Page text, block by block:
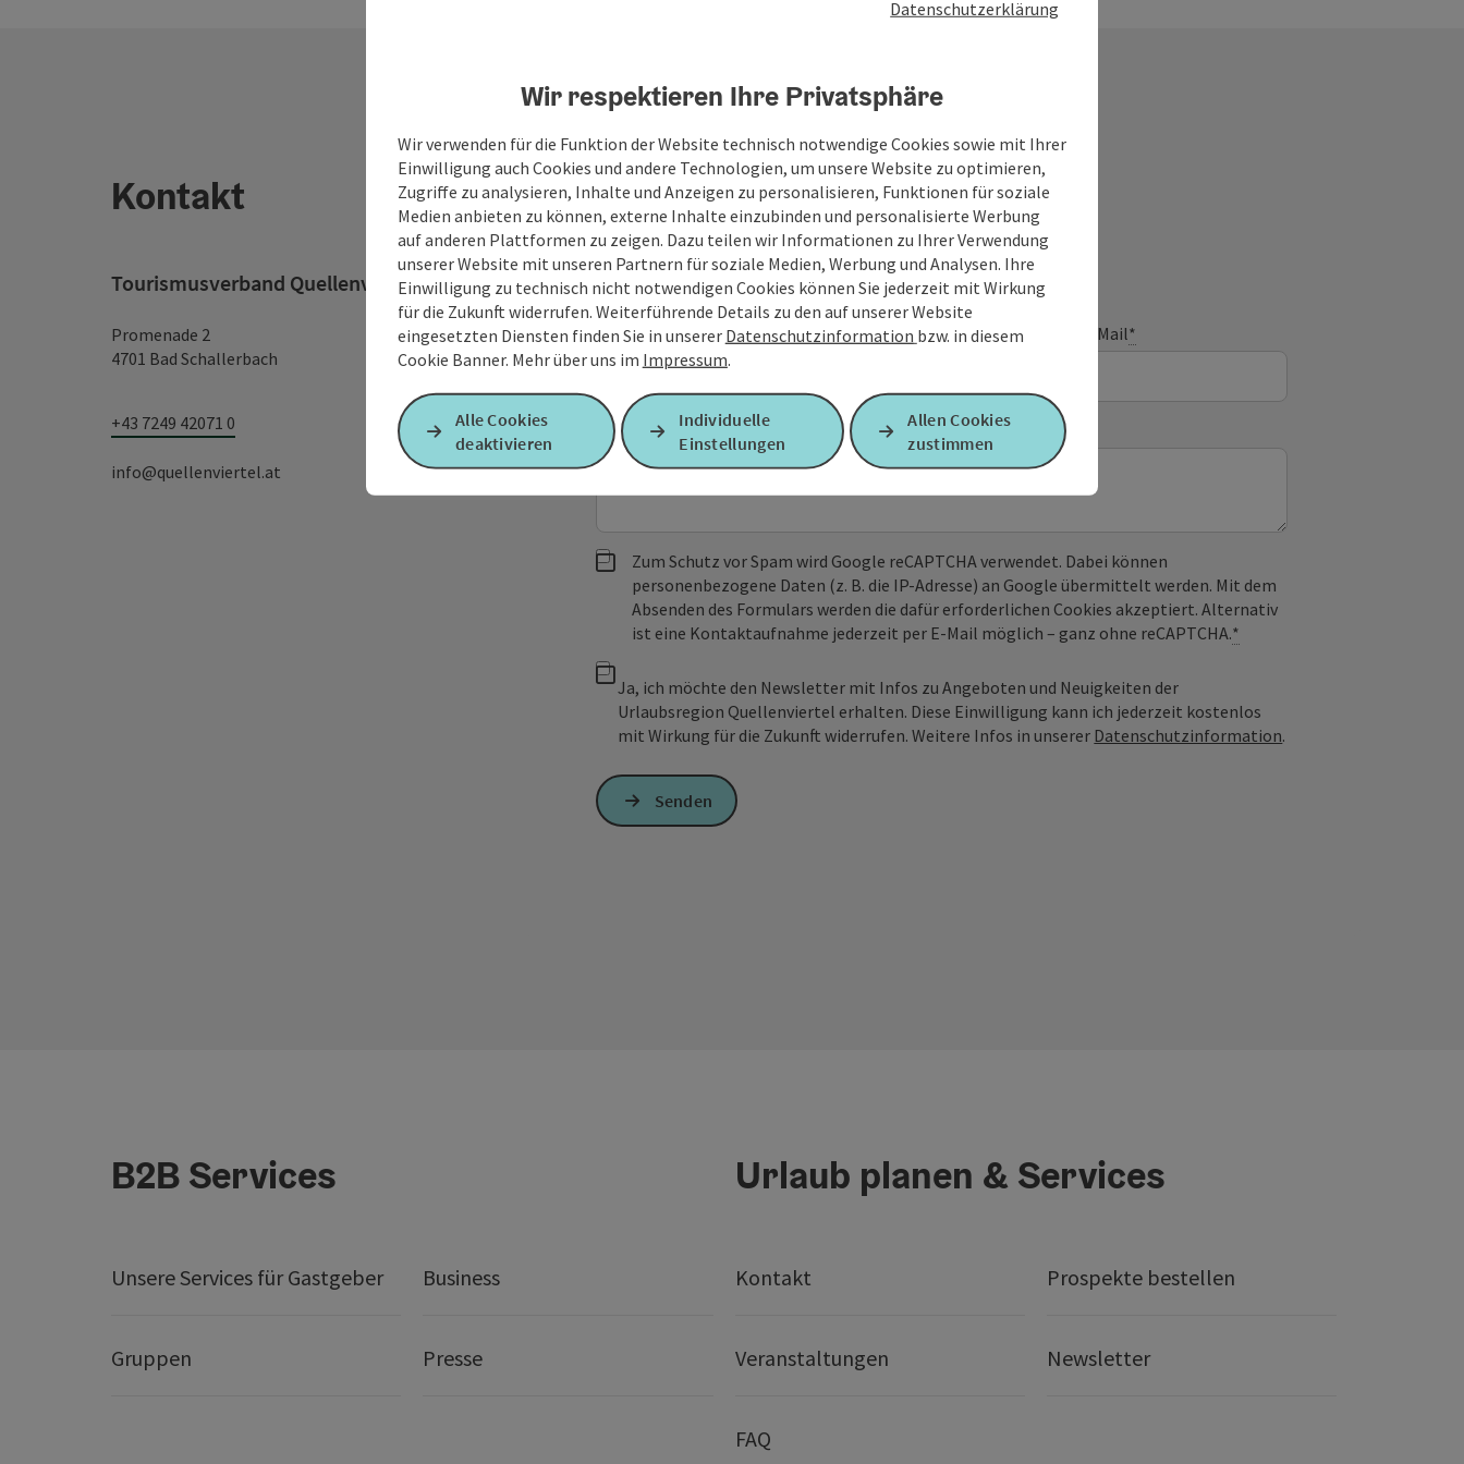
Kontakt
Tourismusverband Quellenviertel
Promenade 2
4701 Bad Schallerbach
+43 7249 42071 0
info@quellenviertel.at
Ihre Nachricht
Felder mit sind Pflichtfelder
Vorname Nachname E-Mail*
Unverbindliche Anfrage
Zum Schutz vor Spam wird Google reCAPTCHA verwendet. Dabei können
personenbezogene Daten (z. B. die IP-Adresse) an Google übermittelt werden. Mit dem
Absenden des Formulars werden die dafür erforderlichen Cookies akzeptiert. Alternativ
ist eine Kontaktaufnahme jederzeit per E-Mail möglich – ganz ohne reCAPTCHA.*
Ja, ich möchte den Newsletter mit Infos zu Angeboten und Neuigkeiten der
Urlaubsregion Quellenviertel erhalten. Diese Einwilligung kann ich jederzeit kostenlos
mit Wirkung für die Zukunft widerrufen. Weitere Infos in unserer Datenschutzinformation.
Senden
B2B Services
Unsere Services für Gastgeber Business
Gruppen Presse
Urlaub planen & Services
Kontakt Prospekte bestellen
Veranstaltungen Newsletter
FAQ
Datenschutzerklärung
Wir respektieren Ihre Privatsphäre
Wir verwenden für die Funktion der Website technisch notwendige Cookies sowie mit Ihrer
Einwilligung auch Cookies und andere Technologien, um unsere Website zu optimieren,
Zugriffe zu analysieren, Inhalte und Anzeigen zu personalisieren, Funktionen für soziale
Medien anbieten zu können, externe Inhalte einzubinden und personalisierte Werbung
auf anderen Plattformen zu zeigen. Dazu teilen wir Informationen zu Ihrer Verwendung
unserer Website mit unseren Partnern für soziale Medien, Werbung und Analysen. Ihre
Einwilligung zu technisch nicht notwendigen Cookies können Sie jederzeit mit Wirkung
für die Zukunft widerrufen. Weiterführende Details zu den auf unserer Website
eingesetzten Diensten finden Sie in unserer Datenschutzinformation bzw. in diesem
Cookie Banner. Mehr über uns im Impressum.
Alle Cookies
deaktivieren
Individuelle
Einstellungen
Allen Cookies
zustimmen